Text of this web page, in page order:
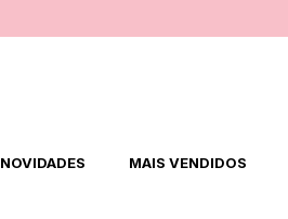
NOVIDADES MAIS VENDIDOS